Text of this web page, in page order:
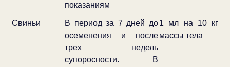
показаниям
Свиньи
В период за 7 дней до
осеменения и после
трех недель
супоросности. В
1 мл на 10 кг
массы тела